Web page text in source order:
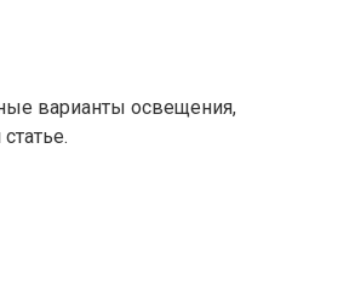
варианты освещения,